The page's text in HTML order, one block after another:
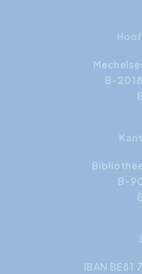
B-
B-
IBAN